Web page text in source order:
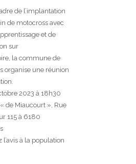
de l’implantation
de motocross avec
et de
sur
la commune de
organise une réunion
2023 à 18h30
de Miaucourt », Rue
115 à 6180
l’avis à la population